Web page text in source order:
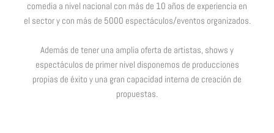
comedia a nivel nacional con más de 10 años de experiencia en
el sector y con más de 5000 espectáculos/eventos organizados.
Además de tener una amplia oferta de artistas, shows y
espectáculos de primer nivel disponemos de producciones
propias de éxito y una gran capacidad interna de creación de
propuestas.